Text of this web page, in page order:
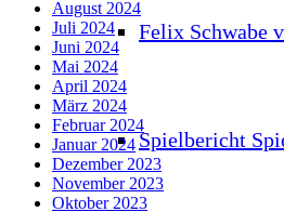
Felix Schwabe
Spielbericht
August 2024
Juli 2024
Juni 2024
Mai 2024
April 2024
März 2024
Februar 2024
Januar 2024
Dezember 2023
November 2023
Oktober 2023